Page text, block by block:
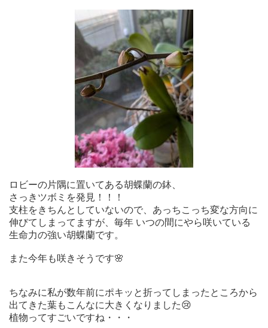
ロビーの片隅に置いてある胡蝶蘭の鉢、
さっきツボミを発見！！！
支柱をきちんとしていないので、あっちこっち変な方向に
伸びてしまってますが、毎年 いつの間にやら咲いている
生命力の強い胡蝶蘭です。
また今年も咲きそうです🌸
ちなみに私が数年前にポキッと折ってしまったところから
出てきた葉もこんなに大きくなりました😢
植物ってすごいですね・・・